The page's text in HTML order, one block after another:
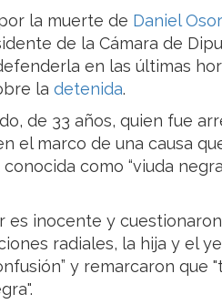
la muerte de Daniel
de la Cámara de
en las últimas
la detenida.
de 33 años, quien fue
el marco de una causa
como “viuda
es inocente y
radiales, la hija y el
y remarcaron que